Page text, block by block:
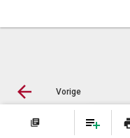
Vorige
© LIAS
library_books